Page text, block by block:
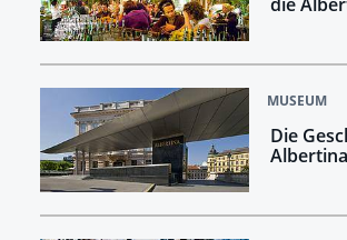
MUSEUM
Die
Albertina